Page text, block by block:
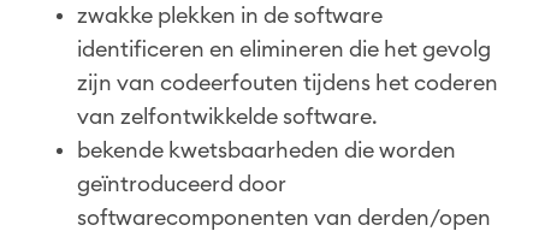
zwakke plekken in de software
identificeren en elimineren die het gevolg
zijn van codeerfouten tijdens het coderen
van zelfontwikkelde software.
bekende kwetsbaarheden die worden
geïntroduceerd door
softwarecomponenten van derden/open